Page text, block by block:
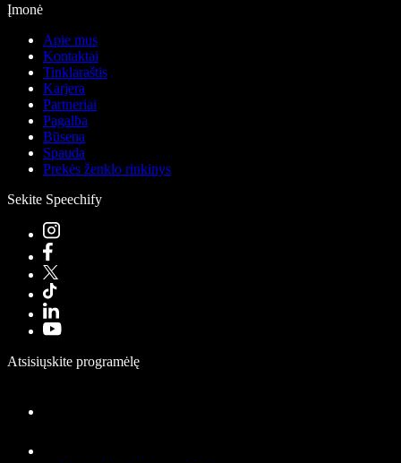
Įmonė
Apie mus
Kontaktai
Tinklaraštis
Karjera
Partneriai
Pagalba
Būsena
Spauda
Prekės ženklo rinkinys
Sekite Speechify
Atsisiųskite programėlę